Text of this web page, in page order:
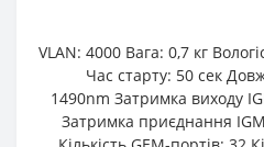
VLAN: 4000 Вага: 0,7 кг
Час старту: 50 сек
1490nm Затримка виходу
Затримка приєднання